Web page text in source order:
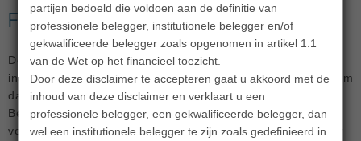
partijen bedoeld die voldoen aan de definitie van
professionele belegger, institutionele belegger en/of
gekwalificeerde belegger zoals opgenomen in artikel 1:1
van de Wet op het financieel toezicht.
Door deze disclaimer te accepteren gaat u akkoord met de
inhoud van deze disclaimer en verklaart u een
professionele belegger, een gekwalificeerde belegger, dan
wel een institutionele belegger te zijn zoals gedefinieerd in
Fondsfeiten
De doelstelling van het Fonds is om de benchmark, met
inachtneming van de aanpassing van het beleggingsuniversum
dat ontstaat door toepassing van het MVB-beleid van de
Beheerder zo goed mogelijk te volgen. Er is geen sprake van
volledige replicatie (nabootsing) van de benchmark. Hierdoor